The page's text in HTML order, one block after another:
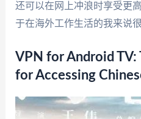
还可以在网上冲浪时享受更
于在海外工作生活的我来说很
VPN for Android TV:
for Accessing